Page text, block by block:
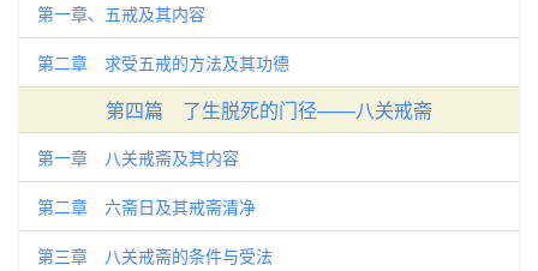
第一章、五戒及其内容
第二章 求受五戒的方法及其功德
第四篇 了生脱死的门径——八关戒斋
第一章 八关戒斋及其内容
第二章 六斋日及其戒斋清净
第三章 八关戒斋的条件与受法